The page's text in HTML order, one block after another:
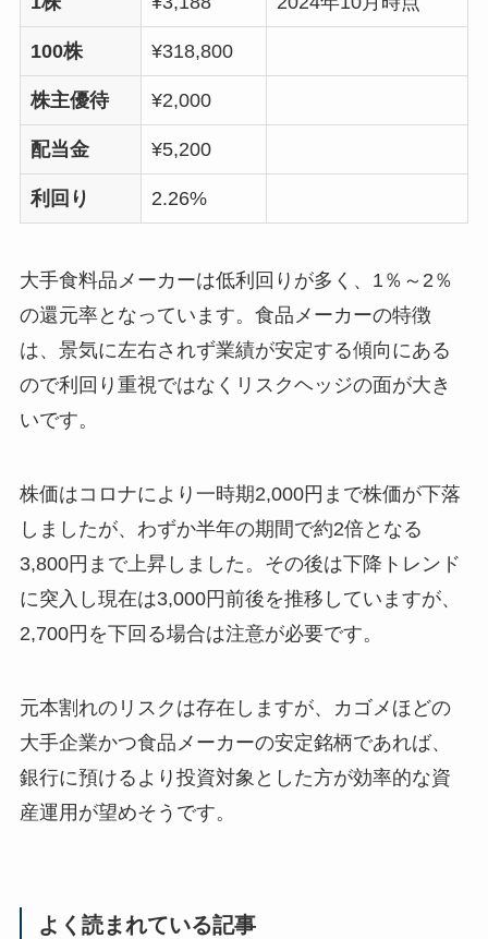
100株 ¥318,800
株主優待 ¥2,000
配当金 ¥5,200
利回り 2.26%
大手食料品メーカーは低利回りが多く、1％～2％
の還元率となっています。食品メーカーの特徴
は、景気に左右されず業績が安定する傾向にある
ので利回り重視ではなくリスクヘッジの面が大き
いです。
株価はコロナにより一時期2,000円まで株価が下落
しましたが、わずか半年の期間で約2倍となる
3,800円まで上昇しました。その後は下降トレンド
に突入し現在は3,000円前後を推移していますが、
2,700円を下回る場合は注意が必要です。
元本割れのリスクは存在しますが、カゴメほどの
大手企業かつ食品メーカーの安定銘柄であれば、
銀行に預けるより投資対象とした方が効率的な資
産運用が望めそうです。
よく読まれている記事